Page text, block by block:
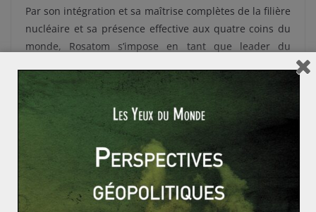
Par son intégration et sa maîtrise complètes de la filière
nucléaire et sa présence effective aux quatre coins du
monde, Rosatom s’impose en tant que leader du
est plus qu’une simple entreprise. Il s’agit de son bras
armé, géopolitique et géoéconomique, qui lui permet
de pénétrer les marchés étrangers, de s’y implanter
durablement et de bâtir un lien de dépendance en
faveur du Kremlin entre les États cibles et la Russie.